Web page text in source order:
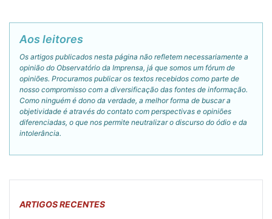
Aos leitores
Os artigos publicados nesta página não refletem necessariamente a
opinião do Observatório da Imprensa, já que somos um fórum de
opiniões. Procuramos publicar os textos recebidos como parte de
nosso compromisso com a diversificação das fontes de informação.
Como ninguém é dono da verdade, a melhor forma de buscar a
objetividade é através do contato com perspectivas e opiniões
diferenciadas, o que nos permite neutralizar o discurso do ódio e da
intolerância.
ARTIGOS RECENTES